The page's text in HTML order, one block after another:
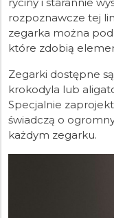
rozpoznawcze tej
zegarka można
które zdobią
Zegarki dostępne
krokodyla lub
Specjalnie
świadczą o
każdym zegarku.